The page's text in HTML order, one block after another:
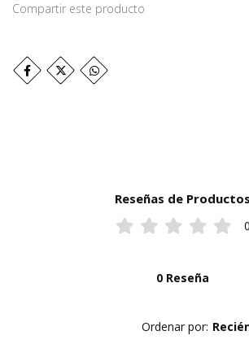
Compartir este producto
Reseñas de Productos
0
0 Reseña
Ordenar por: